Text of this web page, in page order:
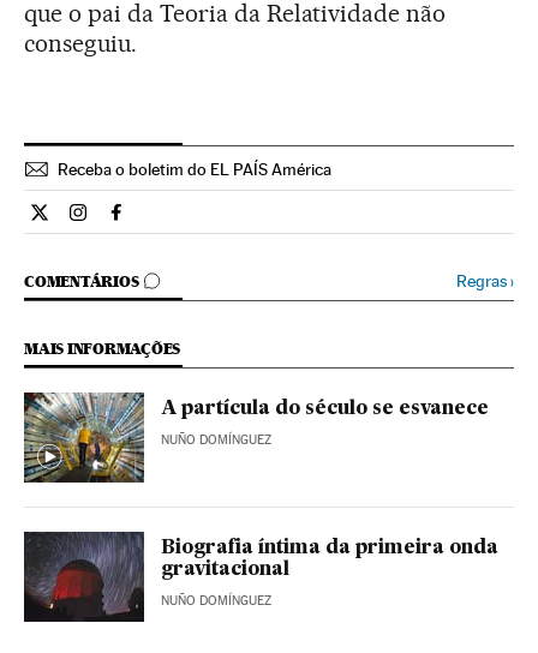
que o pai da Teoria da Relatividade não
conseguiu.
Receba o boletim do EL PAÍS América
Ciencia El País Brasil en Twitter
Ciencia El País Brasil en Instagram
Ciencia El País Brasil en Facebook
COMENTÁRIOS
COMENTÁRIOS Regras›
MAIS INFORMAÇÕES
A partícula do século se esvanece
NUÑO DOMÍNGUEZ
Biografia íntima da primeira onda
gravitacional
NUÑO DOMÍNGUEZ